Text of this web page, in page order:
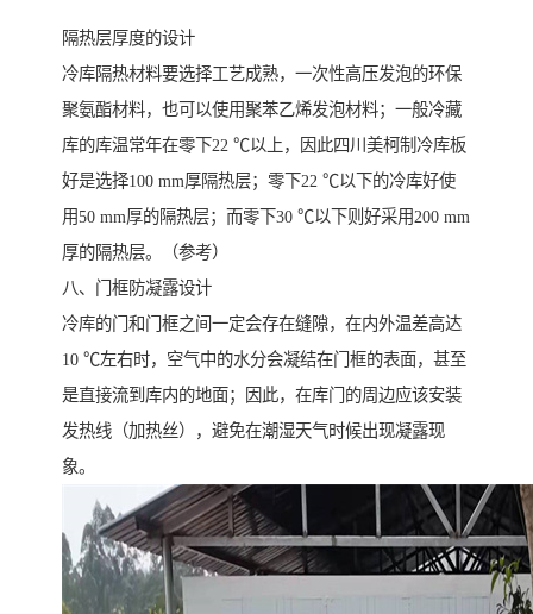
隔热层厚度的设计
冷库隔热材料要选择工艺成熟，一次性高压发泡的环保
聚氨酯材料，也可以使用聚苯乙烯发泡材料；一般冷藏
库的库温常年在零下22 ℃以上，因此四川美柯制冷库板
好是选择100 mm厚隔热层；零下22 ℃以下的冷库好使
用50 mm厚的隔热层；而零下30 ℃以下则好采用200 mm
厚的隔热层。（参考）
八、门框防凝露设计
冷库的门和门框之间一定会存在缝隙，在内外温差高达
10 ℃左右时，空气中的水分会凝结在门框的表面，甚至
是直接流到库内的地面；因此，在库门的周边应该安装
发热线（加热丝），避免在潮湿天气时候出现凝露现
象。